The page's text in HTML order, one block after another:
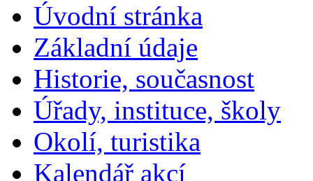
Úvodní stránka
Základní údaje
Historie, současnost
Úřady, instituce, školy
Okolí, turistika
Kalendář akcí